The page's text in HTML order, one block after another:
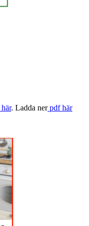
här. Ladda nerpdf här